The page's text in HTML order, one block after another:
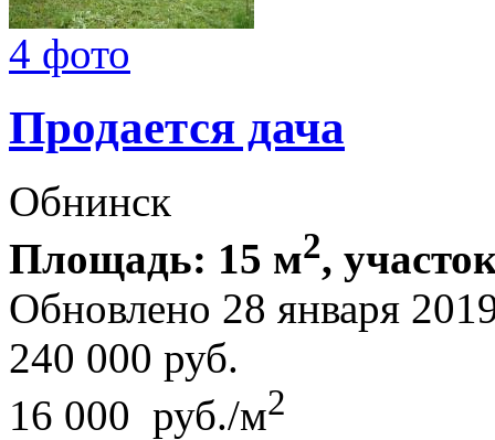
4 фото
Продается дача
Обнинск
Площадь: 15 м2,
Обновлено 28 января
240 000 руб.
16 000 руб./м2